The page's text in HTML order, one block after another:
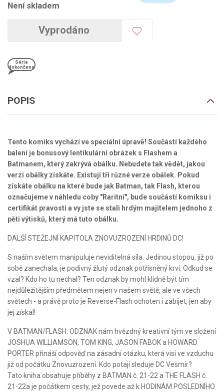
Není skladem
Vyprodáno
Série
dokončena
POPIS
Tento komiks vychází ve speciální úpravě! Součástí každého
balení je bonusový lentikulární obrázek s Flashem a
Batmanem, který zakrývá obálku. Nebudete tak vědět, jakou
verzi obálky získáte. Existují tři různé verze obálek. Pokud
získáte obálku na které bude jak Batman, tak Flash, kterou
označujeme v náhledu coby "Raritní", bude součástí komiksu i
certifikát pravosti a vy jste se stali hrdým majitelem jednoho z
pěti výtisků, který má tuto obálku.
DALŠÍ STEŽEJNÍ KAPITOLA ZNOVUZROZENÍ HRDINŮ DC!
S naším světem manipuluje neviditelná síla. Jedinou stopou, již po
sobě zanechala, je podivný žlutý odznak potřísněný krví. Odkud se
vzal? Kdo ho tu nechal? Ten odznak by mohl klidně být tím
nejdůležitějším předmětem nejen v našem světě, ale ve všech
světech - a právě proto je Reverse-Flash ochoten i zabíjet, jen aby
jej získal!
V BATMAN/FLASH: ODZNAK nám hvězdný kreativní tým ve složení
JOSHUA WILLIAMSON, TOM KING, JASON FABOK a HOWARD
PORTER přináší odpověď na zásadní otázku, která visí ve vzduchu
již od počátku Znovuzrození. Kdo potají sleduje DC Vesmír?
Tato kniha obsahuje příběhy z BATMAN č. 21-22 a THE FLASH č.
21-22a je počátkem cesty, jež povede až k HODINÁM POSLEDNÍHO